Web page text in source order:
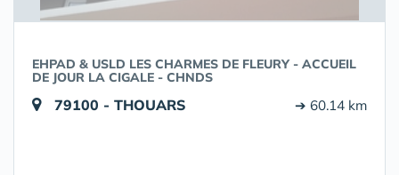
EHPAD & USLD LES CHARMES DE FLEURY - ACCUEIL
DE JOUR LA CIGALE - CHNDS
79100 - THOUARS ➔ 60.14 km